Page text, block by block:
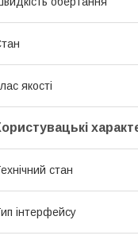
якості
стан
інтерфейсу